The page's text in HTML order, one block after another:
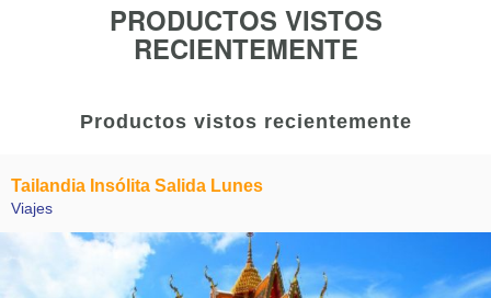
PRODUCTOS VISTOS
RECIENTEMENTE
Productos vistos recientemente
Tailandia Insólita Salida Lunes
Viajes